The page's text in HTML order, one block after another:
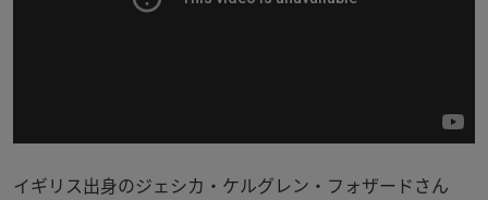
イギリス出身のジェシカ・ケルグレン・フォザードさん